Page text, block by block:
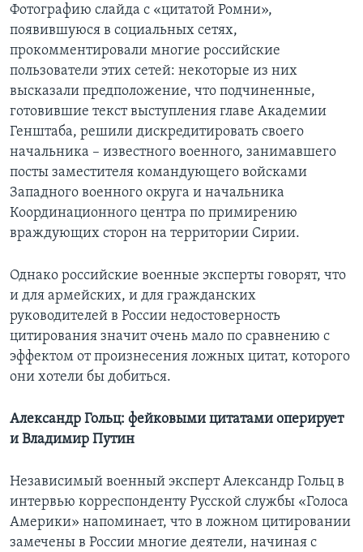
Фотографию слайда с «цитатой Ромни»,
появившуюся в социальных сетях,
прокомментировали многие российские
пользователи этих сетей: некоторые из них
высказали предположение, что подчиненные,
готовившие текст выступления главе Академии
Генштаба, решили дискредитировать своего
начальника – известного военного, занимавшего
посты заместителя командующего войсками
Западного военного округа и начальника
Координационного центра по примирению
враждующих сторон на территории Сирии.
Однако российские военные эксперты говорят, что
и для армейских, и для гражданских
руководителей в России недостоверность
цитирования значит очень мало по сравнению с
эффектом от произнесения ложных цитат, которого
они хотели бы добиться.
Александр Гольц: фейковыми цитатами оперирует
и Владимир Путин
Независимый военный эксперт Александр Гольц в
интервью корреспонденту Русской службы «Голоса
Америки» напоминает, что в ложном цитировании
замечены в России многие деятели, начиная с